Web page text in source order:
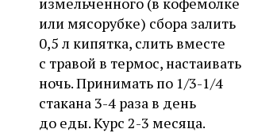
или мясорубке) сбора залить
0,5 л кипятка, слить вместе
с травой в термос, настаивать
ночь. Принимать по 1/3-1/4
стакана 3-4 раза в день
до еды. Курс 2-3 месяца.